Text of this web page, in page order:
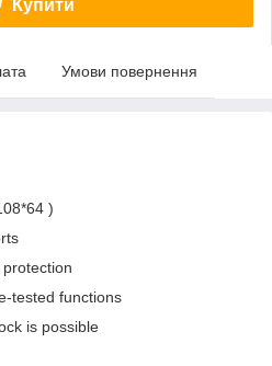
Купити
Умови повернення
)
tested functions
is possible